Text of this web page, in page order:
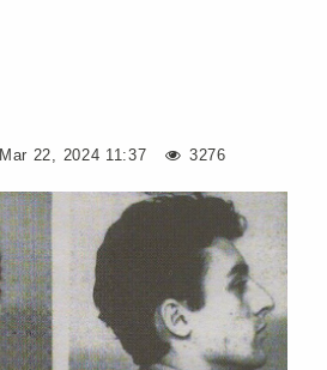
Mar 22, 2024 11:37 3276